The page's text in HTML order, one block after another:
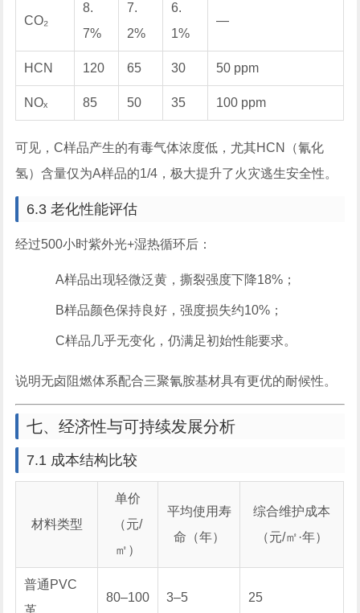
CO₂
8.
7%
7.
2%
6.
1%
—
HCN 120 65 30 50 ppm
NOₓ 85 50 35 100 ppm
可见，C样品产生的有毒气体浓度低，尤其HCN（氰化
氢）含量仅为A样品的1/4，极大提升了火灾逃生安全性。
6.3 老化性能评估
经过500小时紫外光+湿热循环后：
A样品出现轻微泛黄，撕裂强度下降18%；
B样品颜色保持良好，强度损失约10%；
C样品几乎无变化，仍满足初始性能要求。
说明无卤阻燃体系配合三聚氰胺基材具有更优的耐候性。
七、经济性与可持续发展分析
7.1 成本结构比较
材料类型
单价
（元/
㎡）
平均使用寿
命（年）
综合维护成本
（元/㎡·年）
普通PVC
革
80–100 3–5 25